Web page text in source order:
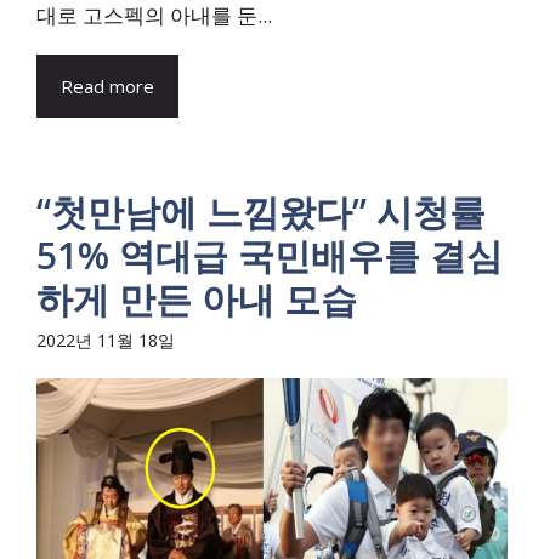
대로 고스펙의 아내를 둔...
Read more
“첫만남에 느낌왔다” 시청률
51% 역대급 국민배우를 결심
하게 만든 아내 모습
2022년 11월 18일